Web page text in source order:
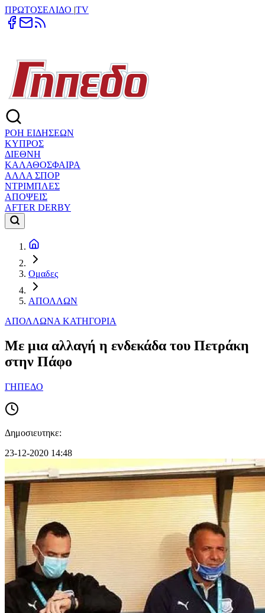
ΠΡΩΤΟΣΕΛΙΔΟ |TV
ΡΟΗ ΕΙΔΗΣΕΩΝ
ΚΥΠΡΟΣ
ΔΙΕΘΝΗ
ΚΑΛΑΘΟΣΦΑΙΡΑ
ΑΛΛΑ ΣΠΟΡ
ΝΤΡΙΜΠΛΕΣ
ΑΠΟΨΕΙΣ
AFTER DERBY
Ομαδες
ΑΠΟΛΛΩΝ
ΑΠΟΛΛΩΝΑ ΚΑΤΗΓΟΡΙΑ
Με μια αλλαγή η ενδεκάδα του Πετράκη
στην Πάφο
ΓΗΠΕΔΟ
Δημοσιευτηκε:
23-12-2020 14:48